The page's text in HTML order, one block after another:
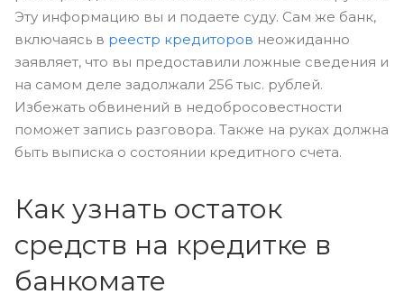
Эту информацию вы и подаете суду. Сам же банк,
включаясь в реестр кредиторов неожиданно
заявляет, что вы предоставили ложные сведения и
на самом деле задолжали 256 тыс. рублей.
Избежать обвинений в недобросовестности
поможет запись разговора. Также на руках должна
быть выписка о состоянии кредитного счета.
Как узнать остаток
средств на кредитке в
банкомате